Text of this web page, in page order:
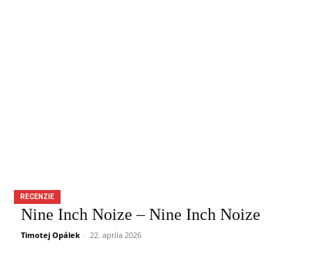
RECENZIE
Nine Inch Noize – Nine Inch Noize
Timotej Opálek - 22. apríla 2026